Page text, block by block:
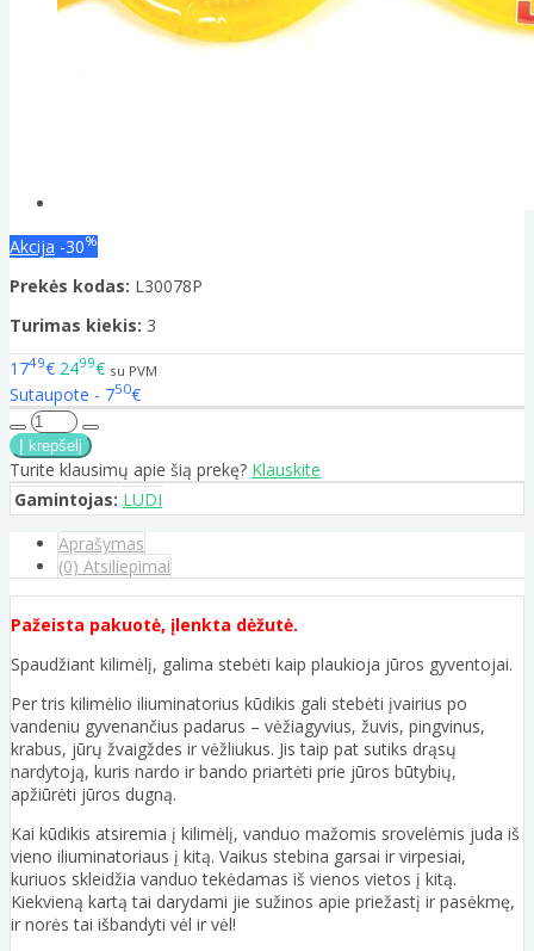
Akcija -30%
Prekės kodas: L30078P
Turimas kiekis: 3
1749€ 2499€ su PVM
Sutaupote - 750€
Turite klausimų apie šią prekę? Klauskite
Gamintojas: LUDI
Aprašymas
(0) Atsiliepimai
Pažeista pakuotė, įlenkta dėžutė.
Spaudžiant kilimėlį, galima stebėti kaip plaukioja jūros gyventojai.
Per tris kilimėlio iliuminatorius kūdikis gali stebėti įvairius po
vandeniu gyvenančius padarus – vėžiagyvius, žuvis, pingvinus,
krabus, jūrų žvaigždes ir vėžliukus. Jis taip pat sutiks drąsų
nardytoją, kuris nardo ir bando priartėti prie jūros būtybių,
apžiūrėti jūros dugną.
Kai kūdikis atsiremia į kilimėlį, vanduo mažomis srovelėmis juda iš
vieno iliuminatoriaus į kitą. Vaikus stebina garsai ir virpesiai,
kuriuos skleidžia vanduo tekėdamas iš vienos vietos į kitą.
Kiekvieną kartą tai darydami jie sužinos apie priežastį ir pasėkmę,
ir norės tai išbandyti vėl ir vėl!